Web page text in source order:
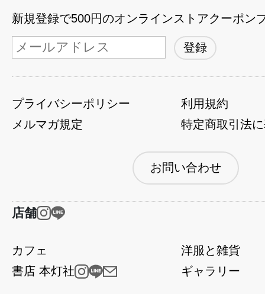
新規登録で500円のオンラインストアクーポン
プライバシーポリシー
利用規約
メルマガ規定
特定商取引法
お問い合わせ
店舗
カフェ
洋服と雑貨
書店 本灯社
ギャラリー